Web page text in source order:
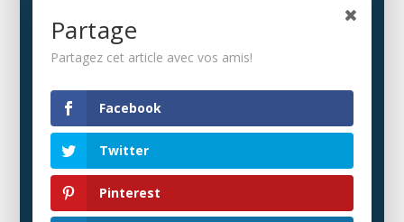
Partage
Partagez cet article avec vos amis!
Facebook
Twitter
Pinterest